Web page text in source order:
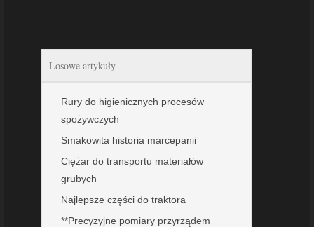
Losowe artykuły
Rury do higienicznych procesów
spożywczych
Smakowita historia marcepanii
Ciężar do transportu materiałów
grubych
Najlepsze części do traktora
**Precyzyjne pomiary przyrządem